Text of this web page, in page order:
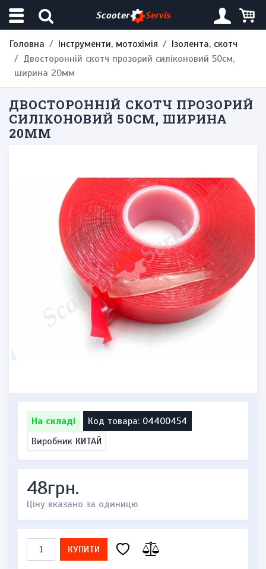
Scooter Servis
Головна Інструменти, мотохімія
Ізолента, скотч
Двосторонній скотч прозорий силіконовий 50см,
ширина 20мм
ДВОСТОРОННІЙ СКОТЧ ПРОЗОРИЙ
СИЛІКОНОВИЙ 50СМ, ШИРИНА
20ММ
На складі
Код товара: 04400454
Виробник КИТАЙ
48грн.
Ціну вказано за одиницю
КУПИТИ